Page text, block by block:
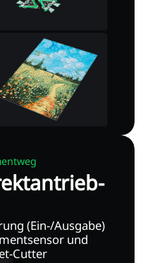
(Ein-/Ausgabe)
und
Cutter